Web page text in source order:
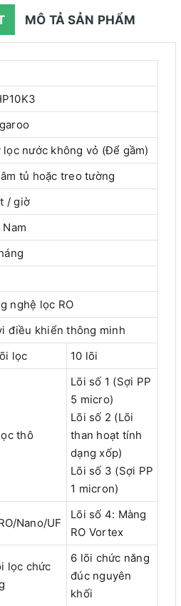
MÔ TẢ SẢN PHẨM
lọc nước không vỏ (Để gầm)
tủ hoặc treo tường
/ giờ
nghệ lọc RO
điều khiển thông minh
lọc 10 lõi
thô
Lõi số 1 (Sợi PP
5 micro)
Lõi số 2 (Lõi
than hoạt tính
dạng xốp)
Lõi số 3 (Sợi PP
1 micron)
Nano/UF
Lõi số 4: Màng
RO Vortex
lọc chức
6 lõi chức năng
đúc nguyên
khối